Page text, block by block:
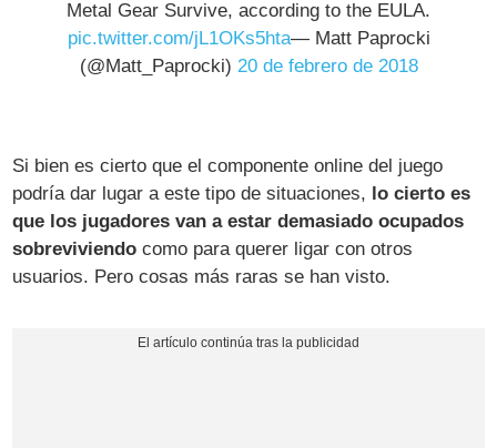
Metal Gear Survive, according to the EULA.
pic.twitter.com/jL1OKs5hta— Matt Paprocki
(@Matt_Paprocki) 20 de febrero de 2018
Si bien es cierto que el componente online del juego
podría dar lugar a este tipo de situaciones, lo cierto es
que los jugadores van a estar demasiado ocupados
sobreviviendo como para querer ligar con otros
usuarios. Pero cosas más raras se han visto.